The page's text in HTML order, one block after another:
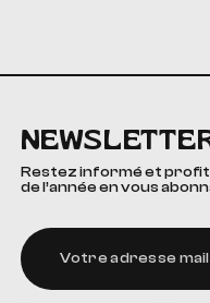
Restez informé et
de l’année en vous